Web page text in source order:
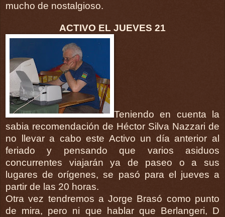
mucho de nostalgioso.
ACTIVO EL JUEVES 21
Teniendo en cuenta la
sabia recomendación de Héctor Silva Nazzari de
no llevar a cabo este Activo un día anterior al
feriado y pensando que varios asiduos
concurrentes viajarán ya de paseo o a sus
lugares de orígenes, se pasó para el jueves a
partir de las 20 horas.
Otra vez tendremos a Jorge Brasó como punto
de mira, pero ni que hablar que Berlangeri, D